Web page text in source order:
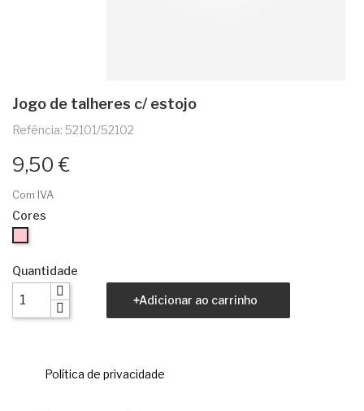
Jogo de talheres c/ estojo
Refência: 52101/52102
9,50 €
Com IVA
Cores
Quantidade
Adicionar ao carrinho
Política de privacidade